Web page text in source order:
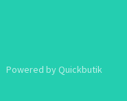
Powered by Quickbutik